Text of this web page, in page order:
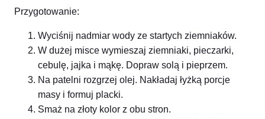
Przygotowanie:
Wyciśnij nadmiar wody ze startych ziemniaków.
W dużej misce wymieszaj ziemniaki, pieczarki,
cebulę, jajka i mąkę. Dopraw solą i pieprzem.
Na patelni rozgrzej olej. Nakładaj łyżką porcje
masy i formuj placki.
Smaż na złoty kolor z obu stron.